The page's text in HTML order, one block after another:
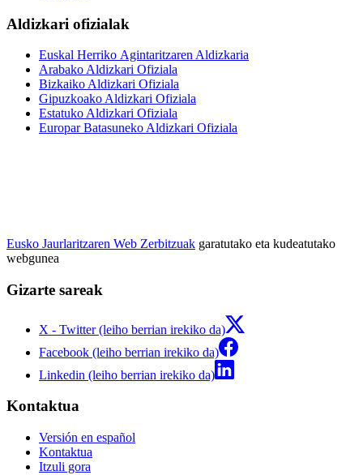
Aldizkari ofizialak
Euskal Herriko Agintaritzaren Aldizkaria
Arabako Aldizkari Ofiziala
Bizkaiko Aldizkari Ofiziala
Gipuzkoako Aldizkari Ofiziala
Estatuko Aldizkari Ofiziala
Europar Batasuneko Aldizkari Ofiziala
Eusko Jaurlaritzaren Web Zerbitzuak garatutako eta kudeatutako
webgunea
Gizarte sareak
X - Twitter (leiho berrian irekiko da)
Facebook (leiho berrian irekiko da)
Linkedin (leiho berrian irekiko da)
Kontaktua
Versión en español
Kontaktua
Itzuli gora